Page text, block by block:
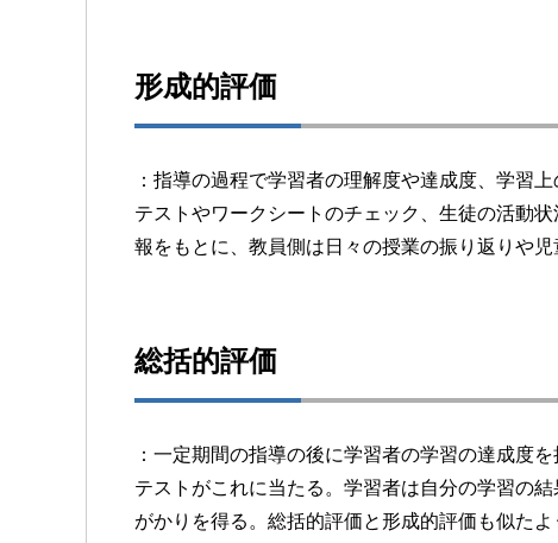
形成的評価
：指導の過程で学習者の理解度や達成度、学習
テストやワークシートのチェック、生徒の活動
報をもとに、教員側は日々の授業の振り返りや
総括的評価
：一定期間の指導の後に学習者の学習の達成度
テストがこれに当たる。学習者は自分の学習の
がかりを得る。総括的評価と形成的評価も似た